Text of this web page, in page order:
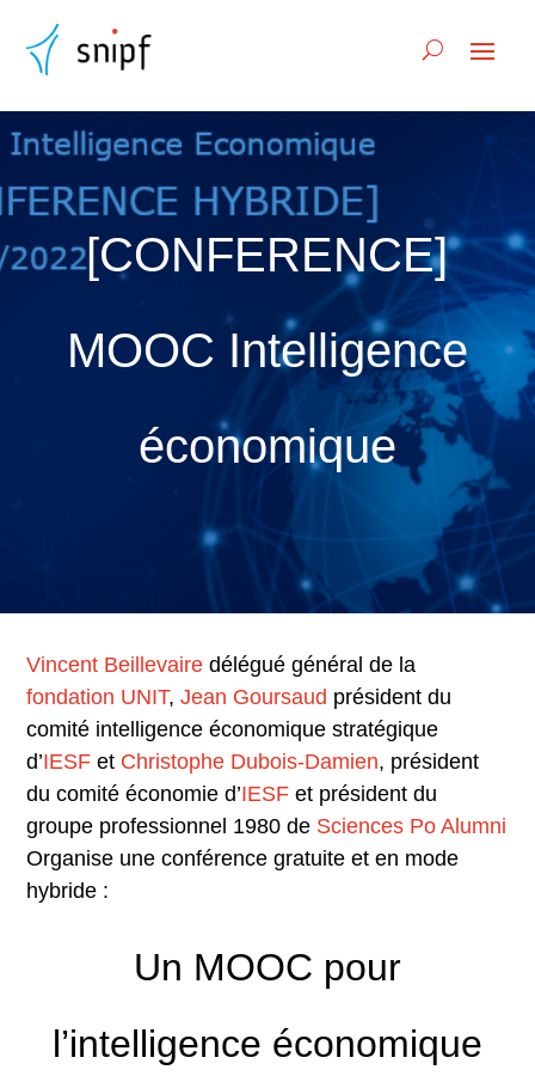
[CONFERENCE]
MOOC Intelligence
économique
Vincent Beillevaire délégué général de la
fondation UNIT,Jean Goursaud président du
comité intelligence économique stratégique
d’IESF et Christophe Dubois-Damien, président
du comité économie d’IESF et président du
groupe professionnel 1980 de Sciences Po Alumni
Organise une conférence gratuite et en mode
hybride :
Un MOOC pour
l’intelligence économique